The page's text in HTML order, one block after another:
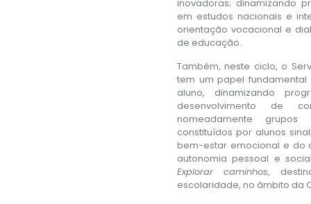
inovadoras; dinamizando
em estudos nacionais e
orientação vocacional e
de educação.
Também, neste ciclo, o
tem um papel
aluno, dinamizando
desenvolvimento de
nomeadamente grupos
constituídos por alunos
bem-estar emocional e do
autonomia pessoal e
Explorar caminhos,
escolaridade, no âmbito da